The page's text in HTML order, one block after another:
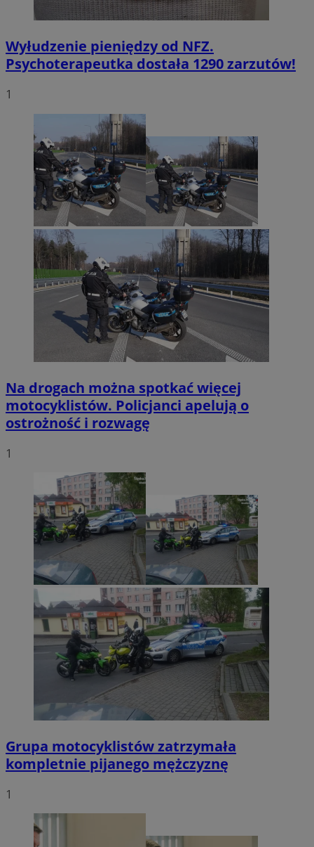
Wyłudzenie pieniędzy od NFZ.
Psychoterapeutka dostała 1290 zarzutów!
1
Na drogach można spotkać więcej
motocyklistów. Policjanci apelują o
ostrożność i rozwagę
1
Grupa motocyklistów zatrzymała
kompletnie pijanego mężczyznę
1